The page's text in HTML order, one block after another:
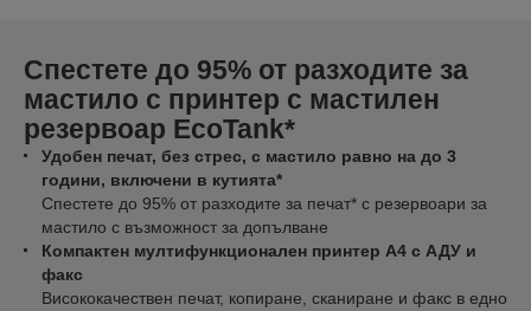
Спестете до 95% от разходите за
мастило с принтер с мастилен
резервоар EcoTank*
Удобен печат, без стрес, с мастило равно на до 3
години, включени в кутията*
Спестете до 95% от разходите за печат* с резервоари за
мастило с възможност за допълване
Компактен мултифункционален принтер А4 с АДУ и
факс
Висококачествен печат, копиране, сканиране и факс в едно